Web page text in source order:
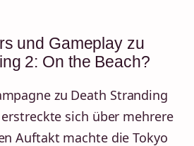
und Gameplay zu
2: On the Beach?
zu Death Stranding
sich über mehrere
Auftakt machte die Tokyo